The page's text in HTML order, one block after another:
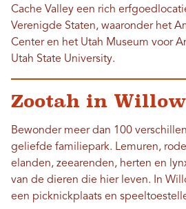
Cache Valley een rich
Verenigde Staten, waaronder het
Center en het Utah Museum voor
Utah State University.
Zootah in
Bewonder meer dan 100
geliefde familiepark. Lemuren,
elanden, zeearenden, herten en
van de dieren die hier leven. In
een picknickplaats en